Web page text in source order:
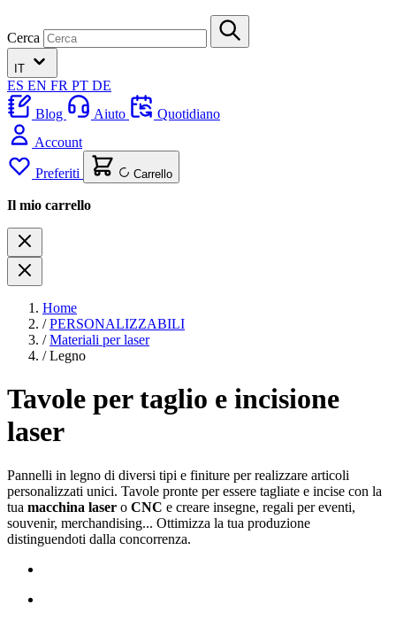
Cerca
IT
ES EN FR PT DE
Blog
Aiuto
Quotidiano
Account
Preferiti Carrello
Il mio carrello
Home
/ PERSONALIZZABILI
/ Materiali per laser
/ Legno
Tavole per taglio e incisione
laser
Pannelli in legno di diversi tipi e finiture per realizzare articoli
personalizzati unici. Tavole pronte per essere tagliate e incise con la
tua macchina laser o CNC e creare insegne, regali per eventi,
souvenir, merchandising... Ottimizza la tua produzione
distinguendoti dalla concorrenza.